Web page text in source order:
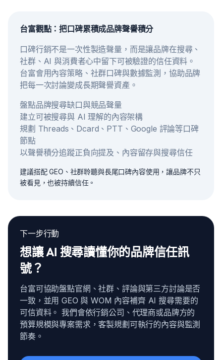
台富觀點：把口碑累積成品牌聲譽積分
口碑行銷不是一次性製造聲量，而是讓品牌在搜尋、
社群、AI 與消費者心中留下可被驗證的信任資料。
台富會用內容策略、社群口碑與數據監測，協助品牌
把每一次討論變成長期聲譽資產。
盤點品牌搜尋缺口與競品聲量
建立可被搜尋與 AI 理解的內容架構
規劃 Threads、Dcard、PTT、Google 評論等口碑
節點
以聲譽積分追蹤正負向提及、內容留存與搜尋信任
建議搭配 GEO、社群聆聽與長尾口碑內容使用，讓品牌不只
被看見，也被持續信任。
下一步行動
想讓 AI 搜尋讀懂你的品牌信任訊
號？
台富可協助盤點官網、社群、評論與第三方討論是否
一致，並用 GEO 與 WOM 內容補齊 AI 搜尋需要的
可信資料。 我們會依行銷公司、代理商或品牌方的
預算規模與專案需求，客製規劃可執行的內容與監測
節奏。